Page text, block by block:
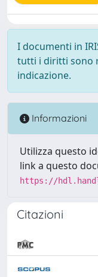
I documenti in
tutti i diritti sono
indicazione.
Informazioni
Utilizza questo
link a questo
https://
Citazioni